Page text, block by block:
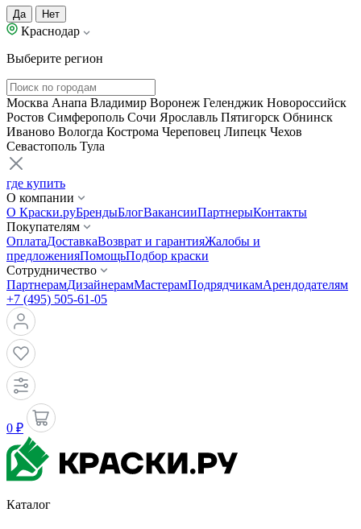
Да Нет
Краснодар
Выберите регион
Москва Анапа Владимир Воронеж Геленджик Новороссийск
Ростов Симферополь Сочи Ярославль Пятигорск Обнинск
Иваново Вологда Кострома Череповец Липецк Чехов
Севастополь Тула
где купить
О компании
О Краски.руБрендыБлогВакансииПартнерыКонтакты
Покупателям
ОплатаДоставкаВозврат и гарантияЖалобы и
предложенияПомощьПодбор краски
Сотрудничество
ПартнерамДизайнерамМастерамПодрядчикамАрендодателям
+7 (495) 505-61-05
0 ₽
Каталог